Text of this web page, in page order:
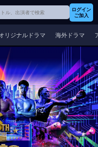
ログイン
ご加入
リジナルドラマ 海外ドラマ